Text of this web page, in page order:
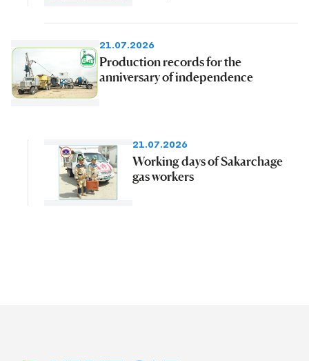
21.07.2026
Production records for the
anniversary of independence
21.07.2026
Working days of Sakarchage
gas workers